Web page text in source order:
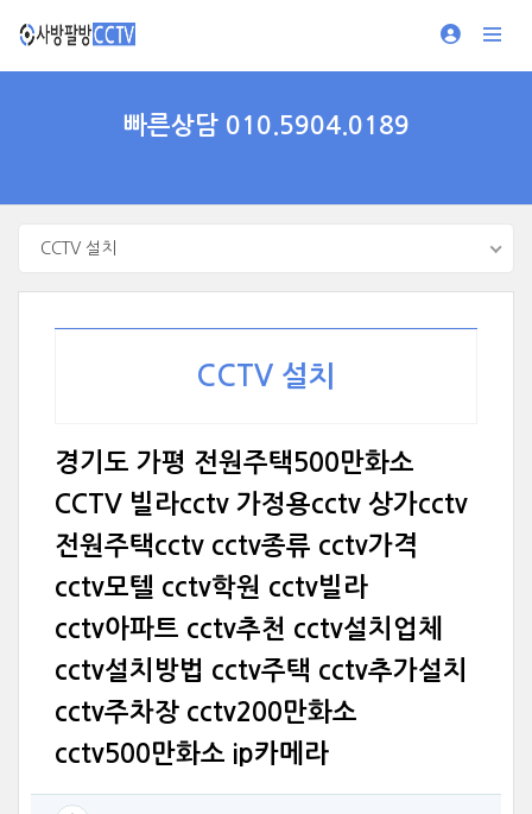
빠른상담 010.5904.0189
CCTV 설치
CCTV 설치
경기도 가평 전원주택500만화소
CCTV 빌라cctv 가정용cctv 상가cctv
전원주택cctv cctv종류 cctv가격
cctv모텔 cctv학원 cctv빌라
cctv아파트 cctv추천 cctv설치업체
cctv설치방법 cctv주택 cctv추가설치
cctv주차장 cctv200만화소
cctv500만화소 ip카메라